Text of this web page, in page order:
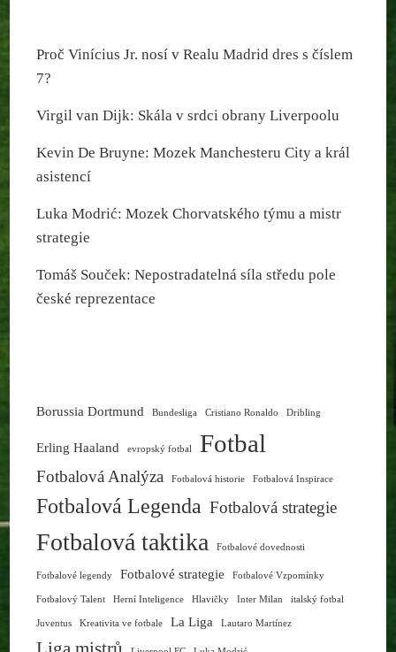
Proč Vinícius Jr. nosí v Realu Madrid dres s číslem
7?
Virgil van Dijk: Skála v srdci obrany Liverpoolu
Kevin De Bruyne: Mozek Manchesteru City a král
asistencí
Luka Modrić: Mozek Chorvatského týmu a mistr
strategie
Tomáš Souček: Nepostradatelná síla středu pole
české reprezentace
Borussia Dortmund Bundesliga Cristiano Ronaldo Dribling
Erling Haaland evropský fotbal Fotbal
Fotbalová Analýza Fotbalová historie Fotbalová Inspirace
Fotbalová Legenda Fotbalová strategie
Fotbalová taktika Fotbalové dovednosti
Fotbalové legendy Fotbalové strategie Fotbalové Vzpomínky
Fotbalový Talent Herní Inteligence Hlavičky Inter Milan italský fotbal
Juventus Kreativita ve fotbale La Liga Lautaro Martínez